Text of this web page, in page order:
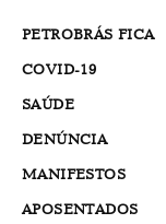
PETROBRÁS FICA
COVID-19
SAÚDE
DENÚNCIA
MANIFESTOS
APOSENTADOS